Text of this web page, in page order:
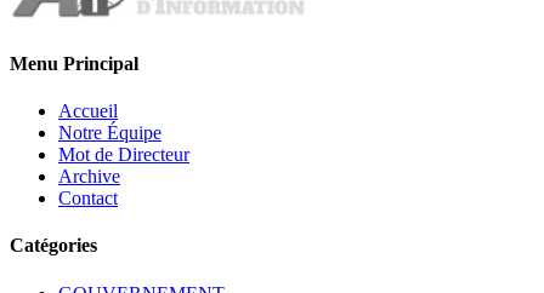
Menu Principal
Accueil
Notre Équipe
Mot de Directeur
Archive
Contact
Catégories